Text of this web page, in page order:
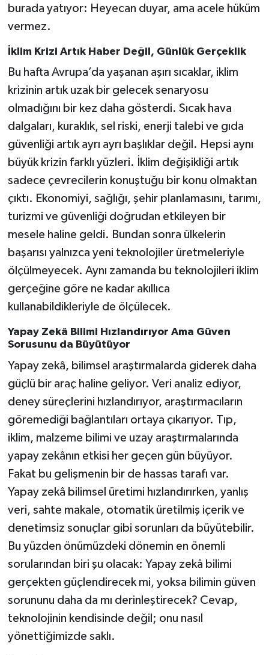
burada yatıyor: Heyecan duyar, ama acele hüküm
vermez.
İklim Krizi Artık Haber Değil, Günlük Gerçeklik
Bu hafta Avrupa’da yaşanan aşırı sıcaklar, iklim
krizinin artık uzak bir gelecek senaryosu
olmadığını bir kez daha gösterdi. Sıcak hava
dalgaları, kuraklık, sel riski, enerji talebi ve gıda
güvenliği artık ayrı ayrı başlıklar değil. Hepsi aynı
büyük krizin farklı yüzleri. İklim değişikliği artık
sadece çevrecilerin konuştuğu bir konu olmaktan
çıktı. Ekonomiyi, sağlığı, şehir planlamasını, tarımı,
turizmi ve güvenliği doğrudan etkileyen bir
mesele haline geldi. Bundan sonra ülkelerin
başarısı yalnızca yeni teknolojiler üretmeleriyle
ölçülmeyecek. Aynı zamanda bu teknolojileri iklim
gerçeğine göre ne kadar akıllıca
kullanabildikleriyle de ölçülecek.
Yapay Zekâ Bilimi Hızlandırıyor Ama Güven
Sorusunu da Büyütüyor
Yapay zekâ, bilimsel araştırmalarda giderek daha
güçlü bir araç haline geliyor. Veri analiz ediyor,
deney süreçlerini hızlandırıyor, araştırmacıların
göremediği bağlantıları ortaya çıkarıyor. Tıp,
iklim, malzeme bilimi ve uzay araştırmalarında
yapay zekânın etkisi her geçen gün büyüyor.
Fakat bu gelişmenin bir de hassas tarafı var.
Yapay zekâ bilimsel üretimi hızlandırırken, yanlış
veri, sahte makale, otomatik üretilmiş içerik ve
denetimsiz sonuçlar gibi sorunları da büyütebilir.
Bu yüzden önümüzdeki dönemin en önemli
sorularından biri şu olacak: Yapay zekâ bilimi
gerçekten güçlendirecek mi, yoksa bilimin güven
sorununu daha da mı derinleştirecek? Cevap,
teknolojinin kendisinde değil; onu nasıl
yönettiğimizde saklı.